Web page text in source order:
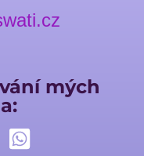
mých